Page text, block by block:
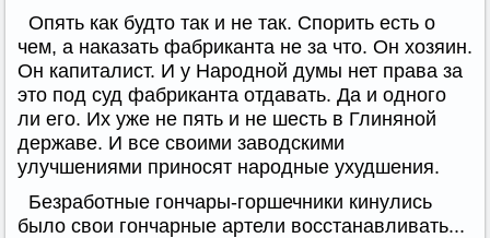
Опять как будто так и не так. Спорить есть о
чем, а наказать фабриканта не за что. Он хозяин.
Он капиталист. И у Народной думы нет права за
это под суд фабриканта отдавать. Да и одного
ли его. Их уже не пять и не шесть в Глиняной
державе. И все своими заводскими
улучшениями приносят народные ухудшения.
Безработные гончары-горшечники кинулись
было свои гончарные артели восстанавливать...